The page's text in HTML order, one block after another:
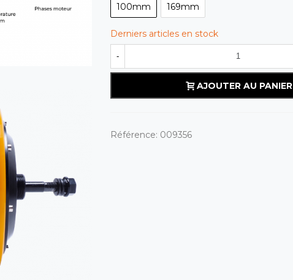
100mm
169mm
Derniers articles en stock
-
AJOUTER AU PANIER
Référence: 009356